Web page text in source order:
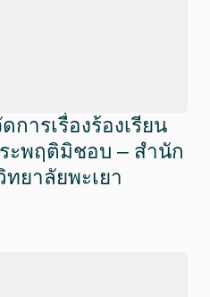
ารเรื่องร้องเรียน
ะพฤติมิชอบ – สำนัก
ยาลัยพะเยา